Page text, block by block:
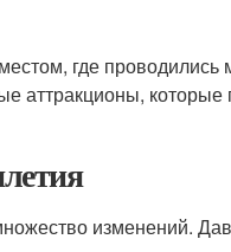
где
аттракционы, которые
изменений.